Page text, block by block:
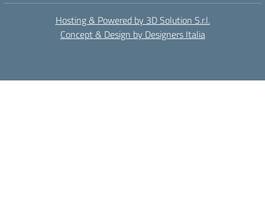
Hosting & Powered by 3D Solution S.r.l.
Concept & Design by Designers Italia